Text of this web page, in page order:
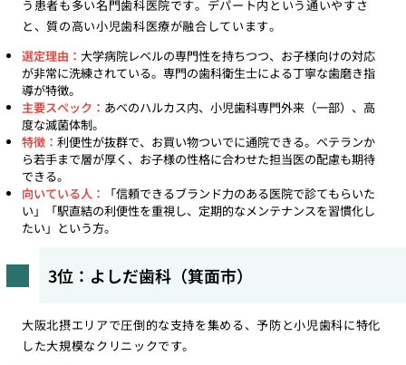
う患者も多い名門歯科医院です。デパート内という通いやすさ
と、質の高い小児歯科医療が融合しています。
選定理由： 大学病院レベルの専門性を持ちつつ、お子様向けの対応
が非常に洗練されている。専門の歯科衛生士による丁寧な歯磨き指
導が特徴。
主要スペック： あべのハルカス内、小児歯科専門外来（一部）、高
度な滅菌体制。
特徴： 利便性が抜群で、お買い物ついでに通院できる。ベテランか
ら若手まで層が厚く、お子様の性格に合わせた担当医の配慮も期待
できる。
向いている人：
「信頼できるブランド力のある医院で診てもらいた
い」「駅直結の利便性を重視し、定期的なメンテナンスを習慣化し
たい」という方。
3位：よしだ歯科（箕面市）
大阪北摂エリアで圧倒的な支持を集める、予防と小児歯科に特化
した大規模なクリニックです。